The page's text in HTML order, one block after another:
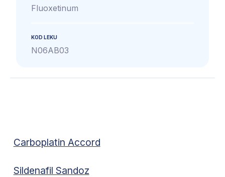
Fluoxetinum
KOD LEKU
N06AB03
Carboplatin Accord
Sildenafil Sandoz